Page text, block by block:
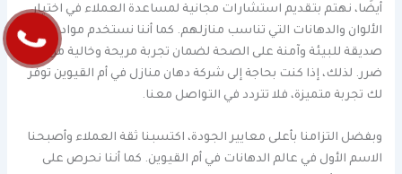
أيضًا، نهتم بتقديم استشارات مجانية لمساعدة العملاء في اختيار
الألوان والدهانات التي تناسب منازلهم. كما أننا نستخدم مواد
صديقة للبيئة وآمنة على الصحة لضمان تجربة مريحة وخالية من أي
ضرر. لذلك، إذا كنت بحاجة إلى شركة دهان منازل في أم القيوين توفر
لك تجربة متميزة، فلا تتردد في التواصل معنا.
وبفضل التزامنا بأعلى معايير الجودة، اكتسبنا ثقة العملاء وأصبحنا
الاسم الأول في عالم الدهانات في أم القيوين. كما أننا نحرص على